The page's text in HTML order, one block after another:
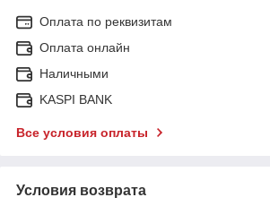
Оплата по реквизитам
Оплата онлайн
Наличными
KASPI BANK
Все условия оплаты
Условия возврата